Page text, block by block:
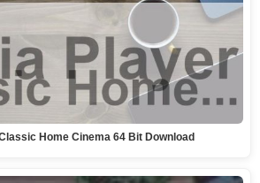
Home Cinema 64 Bit Download